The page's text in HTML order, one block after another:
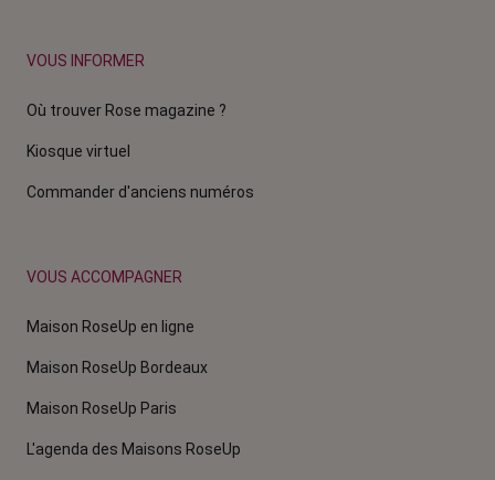
VOUS INFORMER
Où trouver Rose magazine ?
Kiosque virtuel
Commander d'anciens numéros
VOUS ACCOMPAGNER
Maison RoseUp en ligne
Maison RoseUp Bordeaux
Maison RoseUp Paris
L'agenda des Maisons RoseUp